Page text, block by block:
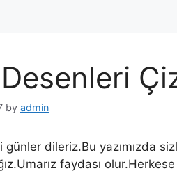
Desenleri
by admin
günler dileriz.Bu yazımızda
faydası